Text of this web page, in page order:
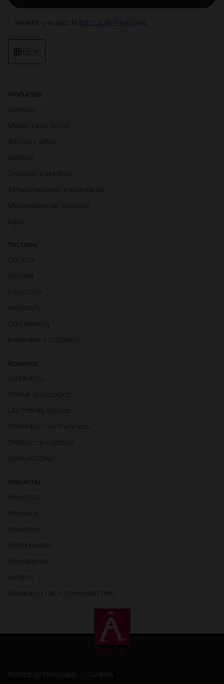
Productos
Asientos
Mesas y escritorios
Sillones y sofás
Cabinas
Divisorias y biombos
Almacenamiento y estanterías
Mostradores de recepción
Agile
Sectores
Oficinas
Sanidad
Educación
Hospitality
Cool Working
Materiales y acabados
Nosotros
Sobre Actiu
Parque Tecnológico
Life Friendly Spaces
Información no financiera
Trabaja con nosotros
Somos B Corp
Más Actiu
Proyectos
Recursos
Innovación
Sostenibilidad
Diseñadores
Autores
Declaración de Accesibilidad Web
He leído y acepto la Política de Privacidad
ES
Política de Privacidad Cookies